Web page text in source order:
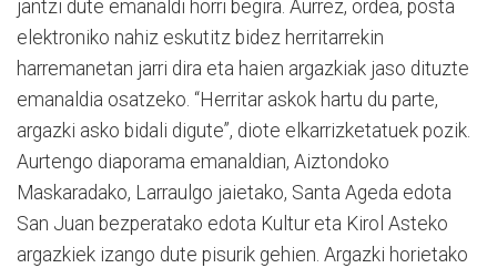
jantzi dute emanaldi horri begira. Aurrez, ordea, posta
elektroniko nahiz eskutitz bidez herritarrekin
harremanetan jarri dira eta haien argazkiak jaso dituzte
emanaldia osatzeko. “Herritar askok hartu du parte,
argazki asko bidali digute”, diote elkarrizketatuek pozik.
Aurtengo diaporama emanaldian, Aiztondoko
Maskaradako, Larraulgo jaietako, Santa Ageda edota
San Juan bezperatako edota Kultur eta Kirol Asteko
argazkiek izango dute pisurik gehien. Argazki horietako